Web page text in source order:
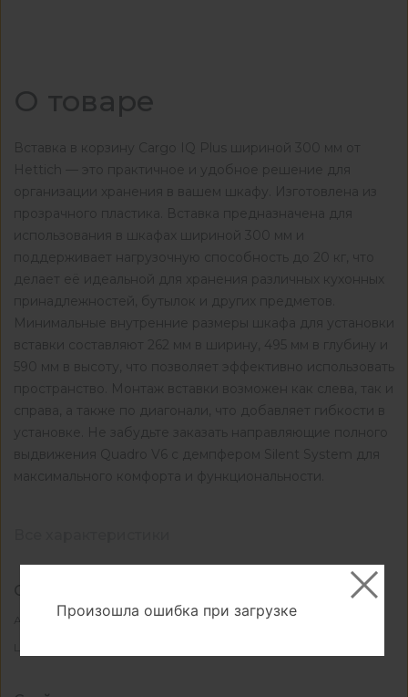
О товаре
Вставка в корзину Cargo IQ Plus шириной 300 мм от
Hettich — это практичное и удобное решение для
организации хранения в вашем шкафу. Изготовлена из
прозрачного пластика. Вставка предназначена для
использования в шкафах шириной 300 мм и
поддерживает нагрузочную способность до 20 кг, что
делает её идеальной для хранения различных кухонных
принадлежностей, бутылок и других предметов.
Минимальные внутренние размеры шкафа для установки
вставки составляют 262 мм в ширину, 495 мм в глубину и
590 мм в высоту, что позволяет эффективно использовать
пространство. Монтаж вставки возможен как слева, так и
справа, а также по диагонали, что добавляет гибкости в
установке. Не забудьте заказать направляющие полного
выдвижения Quadro V6 с демпфером Silent System для
максимального комфорта и функциональности.
Основные
Артикул ЦБ022038
Произошла ошибка при загрузке